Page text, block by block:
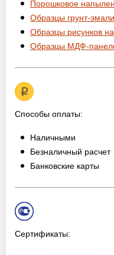
Порошковое
Образцы грунт-эмали
Образцы рисунков
Образцы МДФ-
Способы оплаты:
Наличными
Безналичный расчет
Банковские карты
Сертификаты: